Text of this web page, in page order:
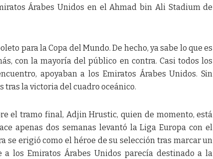
Árabes Unidos en el Ahmad bin Ali Stadium de
para la Copa del Mundo. De hecho, ya sabe lo que es
con la mayoría del público en contra. Casi todos los
apoyaban a los Emiratos Árabes Unidos. Sin
tras la victoria del cuadro oceánico.
el tramo final, Adjin Hrustic, quien de momento, está
apenas dos semanas levantó la Liga Europa con el
se erigió como el héroe de su selección tras marcar un
los Emiratos Árabes Unidos parecía destinado a la